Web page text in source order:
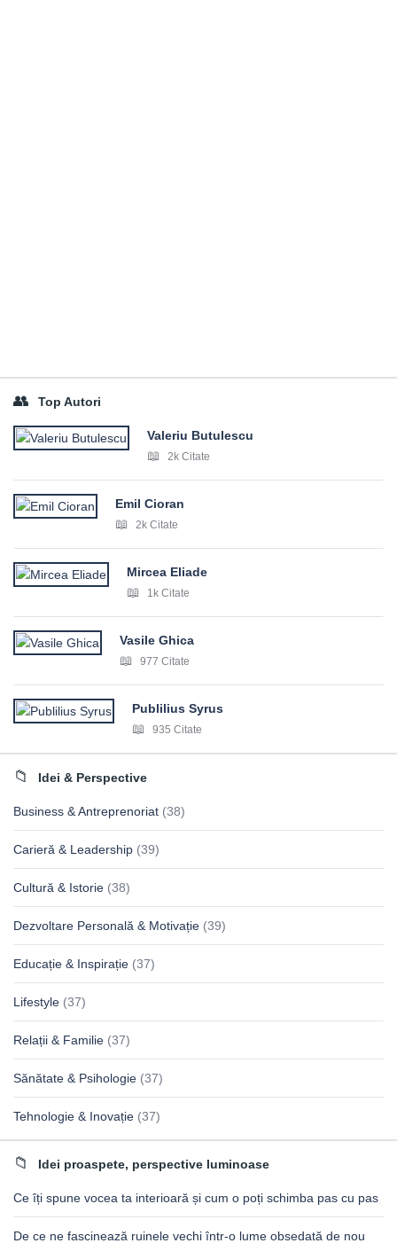
Top Autori
Valeriu Butulescu
2k Citate
Emil Cioran
2k Citate
Mircea Eliade
1k Citate
Vasile Ghica
977 Citate
Publilius Syrus
935 Citate
Idei & Perspective
Business & Antreprenoriat (38)
Carieră & Leadership (39)
Cultură & Istorie (38)
Dezvoltare Personală & Motivație (39)
Educație & Inspirație (37)
Lifestyle (37)
Relații & Familie (37)
Sănătate & Psihologie (37)
Tehnologie & Inovație (37)
Idei proaspete, perspective luminoase
Ce îți spune vocea ta interioară și cum o poți schimba pas cu pas
De ce ne fascinează ruinele vechi într-o lume obsedată de nou